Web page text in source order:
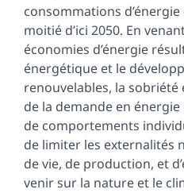
consommations
moitié d’ici 2050. En
économies d’énergie
énergétique et le
renouvelables, la
de la demande en
de comportements
de limiter les externalités
de vie, de production, et
venir sur la nature et le